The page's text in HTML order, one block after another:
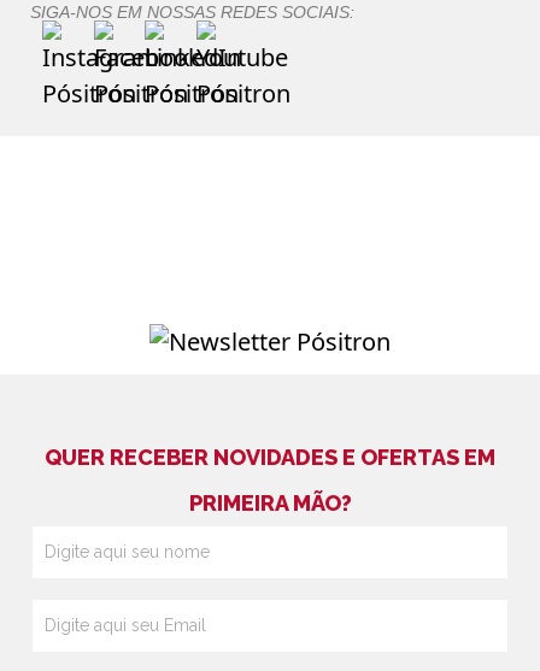
SIGA-NOS EM NOSSAS REDES SOCIAIS:
QUER RECEBER NOVIDADES E OFERTAS EM
PRIMEIRA MÃO?